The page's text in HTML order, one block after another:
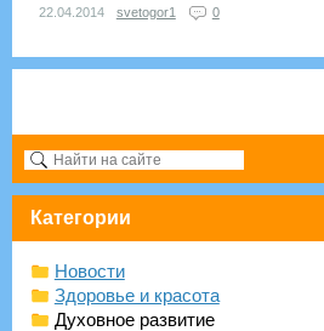
22.04.2014 svetogor1 0
Категории
Новости
Здоровье и красота
Духовное развитие